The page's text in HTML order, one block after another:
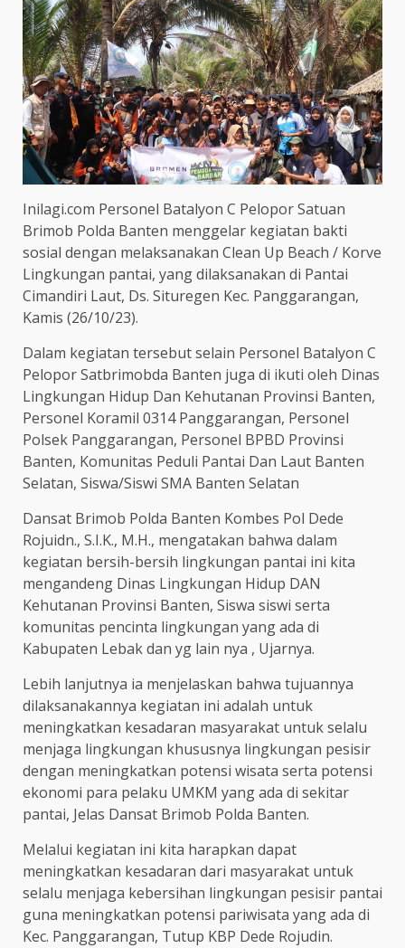
Inilagi.com Personel Batalyon C Pelopor Satuan
Brimob Polda Banten menggelar kegiatan bakti
sosial dengan melaksanakan Clean Up Beach / Korve
Lingkungan pantai, yang dilaksanakan di Pantai
Cimandiri Laut, Ds. Situregen Kec. Panggarangan,
Kamis (26/10/23).
Dalam kegiatan tersebut selain Personel Batalyon C
Pelopor Satbrimobda Banten juga di ikuti oleh Dinas
Lingkungan Hidup Dan Kehutanan Provinsi Banten,
Personel Koramil 0314 Panggarangan, Personel
Polsek Panggarangan, Personel BPBD Provinsi
Banten, Komunitas Peduli Pantai Dan Laut Banten
Selatan, Siswa/Siswi SMA Banten Selatan
Dansat Brimob Polda Banten Kombes Pol Dede
Rojuidn., S.I.K., M.H., mengatakan bahwa dalam
kegiatan bersih-bersih lingkungan pantai ini kita
mengandeng Dinas Lingkungan Hidup DAN
Kehutanan Provinsi Banten, Siswa siswi serta
komunitas pencinta lingkungan yang ada di
Kabupaten Lebak dan yg lain nya , Ujarnya.
Lebih lanjutnya ia menjelaskan bahwa tujuannya
dilaksanakannya kegiatan ini adalah untuk
meningkatkan kesadaran masyarakat untuk selalu
menjaga lingkungan khususnya lingkungan pesisir
dengan meningkatkan potensi wisata serta potensi
ekonomi para pelaku UMKM yang ada di sekitar
pantai, Jelas Dansat Brimob Polda Banten.
Melalui kegiatan ini kita harapkan dapat
meningkatkan kesadaran dari masyarakat untuk
selalu menjaga kebersihan lingkungan pesisir pantai
guna meningkatkan potensi pariwisata yang ada di
Kec. Panggarangan, Tutup KBP Dede Rojudin.